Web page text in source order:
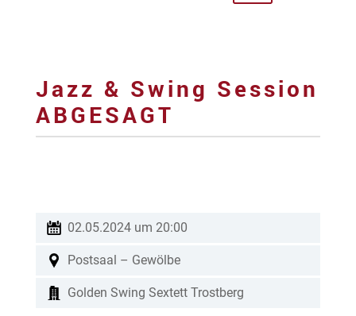
Jazz & Swing Session
ABGESAGT
02.05.2024 um 20:00
Postsaal – Gewölbe
Golden Swing Sextett Trostberg